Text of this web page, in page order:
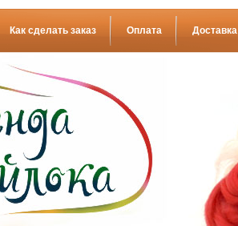
Как сделать заказ Оплата Доставка